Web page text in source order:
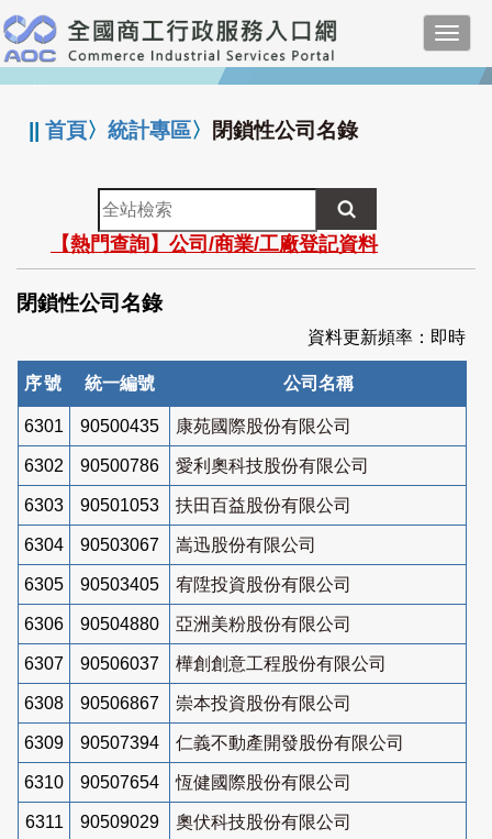
跳
到
主
要
:::
||首頁〉統計專區〉 閉鎖性公司名錄
全
站
檢
索
【熱門查詢】公司/商業/工廠登記資料
閉鎖性公司名錄
資料更新頻率：即時
序號 統一編號 公司名稱
6301 90500435 康苑國際股份有限公司
6302 90500786 愛利奧科技股份有限公司
6303 90501053 扶田百益股份有限公司
6304 90503067 嵩迅股份有限公司
6305 90503405 宥陞投資股份有限公司
6306 90504880 亞洲美粉股份有限公司
6307 90506037 樺創創意工程股份有限公司
6308 90506867 崇本投資股份有限公司
6309 90507394 仁義不動產開發股份有限公司
6310 90507654 恆健國際股份有限公司
6311 90509029 奧伏科技股份有限公司